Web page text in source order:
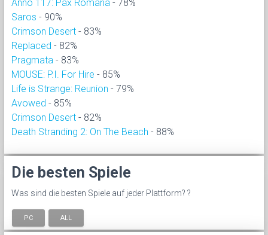
Anno 117: Pax Romana - 78%
Saros - 90%
Crimson Desert - 83%
Replaced - 82%
Pragmata - 83%
MOUSE: P.I. For Hire - 85%
Life is Strange: Reunion - 79%
Avowed - 85%
Crimson Desert - 82%
Death Stranding 2: On The Beach - 88%
Die besten Spiele
Was sind die besten Spiele auf jeder Plattform? ?
PC ALL